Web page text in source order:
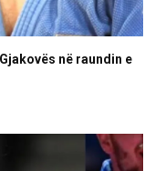
në raundin e